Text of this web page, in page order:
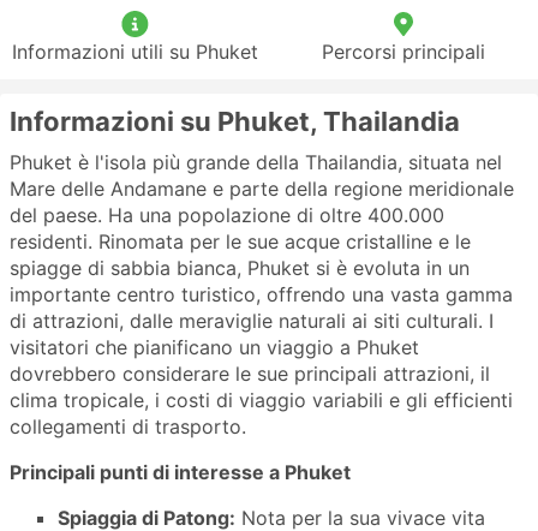
Informazioni utili su Phuket Percorsi principali
Informazioni su Phuket, Thailandia
Phuket è l'isola più grande della Thailandia, situata nel
Mare delle Andamane e parte della regione meridionale
del paese. Ha una popolazione di oltre 400.000
residenti. Rinomata per le sue acque cristalline e le
spiagge di sabbia bianca, Phuket si è evoluta in un
importante centro turistico, offrendo una vasta gamma
di attrazioni, dalle meraviglie naturali ai siti culturali. I
visitatori che pianificano un viaggio a Phuket
dovrebbero considerare le sue principali attrazioni, il
clima tropicale, i costi di viaggio variabili e gli efficienti
collegamenti di trasporto.
Principali punti di interesse a Phuket
Spiaggia di Patong: Nota per la sua vivace vita